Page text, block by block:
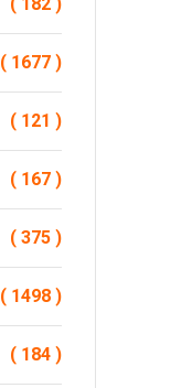
( 1677 )
( 121 )
( 167 )
( 375 )
( 1498 )
( 184 )